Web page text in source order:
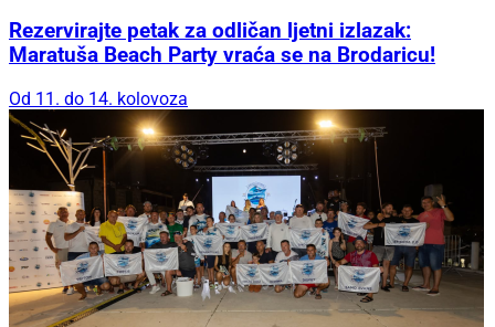
Rezervirajte petak za odličan ljetni izlazak:
Maratuša Beach Party vraća se na Brodaricu!
Od 11. do 14. kolovoza